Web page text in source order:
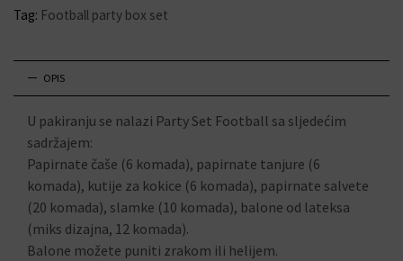
Tag: Football party box set
OPIS
U pakiranju se nalazi Party Set Football sa sljedećim
sadržajem:
Papirnate čaše (6 komada), papirnate tanjure (6
komada), kutije za kokice (6 komada), papirnate salvete
(20 komada), slamke (10 komada), balone od lateksa
(miks dizajna, 12 komada).
Balone možete puniti zrakom ili helijem.